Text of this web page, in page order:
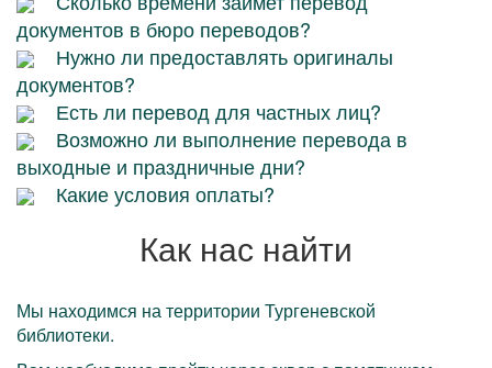
документов в бюро переводов?
Нужно ли предоставлять оригиналы
документов?
Есть ли перевод для частных лиц?
Возможно ли выполнение перевода в
выходные и праздничные дни?
Какие условия оплаты?
Как нас найти
Мы находимся на территории Тургеневской
библиотеки.